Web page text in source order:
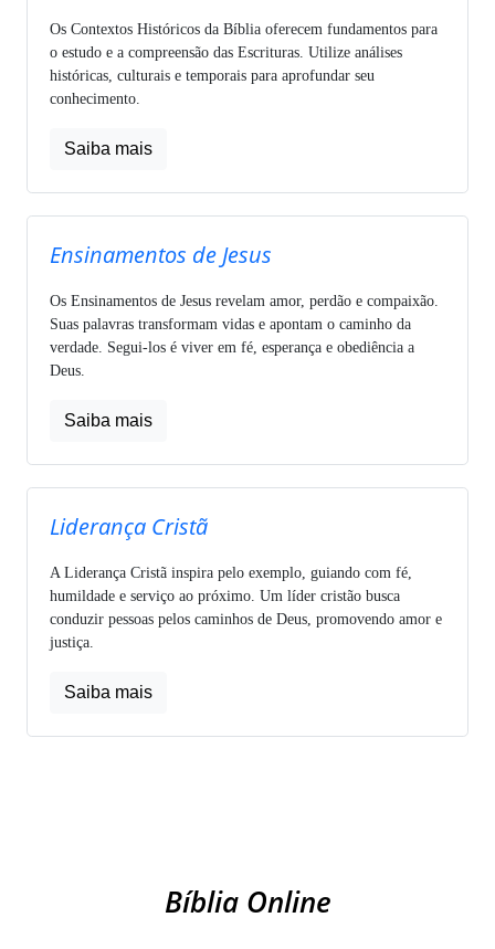
Os Contextos Históricos da Bíblia oferecem fundamentos para
o estudo e a compreensão das Escrituras. Utilize análises
históricas, culturais e temporais para aprofundar seu
conhecimento.
Saiba mais
Ensinamentos de Jesus
Os Ensinamentos de Jesus revelam amor, perdão e compaixão.
Suas palavras transformam vidas e apontam o caminho da
verdade. Segui-los é viver em fé, esperança e obediência a
Deus.
Saiba mais
Liderança Cristã
A Liderança Cristã inspira pelo exemplo, guiando com fé,
humildade e serviço ao próximo. Um líder cristão busca
conduzir pessoas pelos caminhos de Deus, promovendo amor e
justiça.
Saiba mais
Bíblia Online